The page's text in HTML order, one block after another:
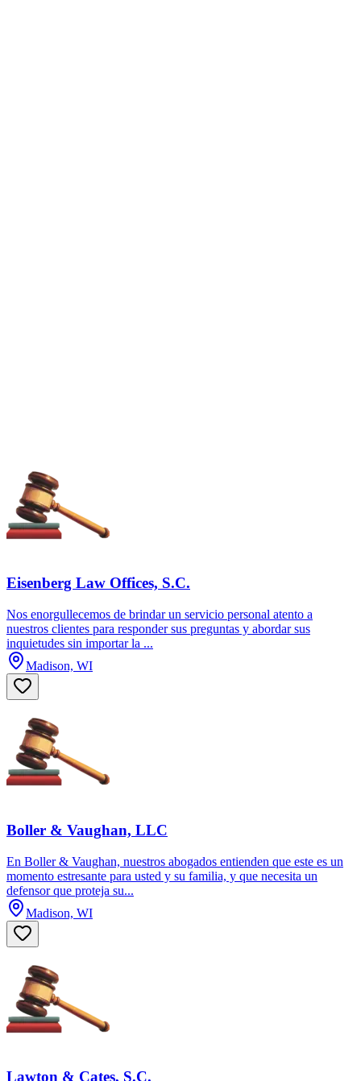
Eisenberg Law Offices, S.C.
Nos enorgullecemos de brindar un servicio personal atento a
nuestros clientes para responder sus preguntas y abordar sus
inquietudes sin importar la ...
Madison, WI
Boller & Vaughan, LLC
En Boller & Vaughan, nuestros abogados entienden que este es un
momento estresante para usted y su familia, y que necesita un
defensor que proteja su...
Madison, WI
Lawton & Cates, S.C.